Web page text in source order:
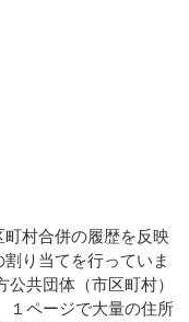
村合併の履歴を反映
り当てを行っていま
共団体（市区町村）
１ページで大量の住所